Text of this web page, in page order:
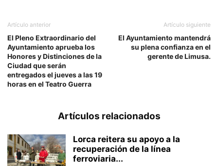
Artículo anterior
El Pleno Extraordinario del
Ayuntamiento aprueba los
Honores y Distinciones de la
Ciudad que serán
entregados el jueves a las 19
horas en el Teatro Guerra
Artículo siguiente
El Ayuntamiento mantendrá
su plena confianza en el
gerente de Limusa.
Artículos relacionados
Lorca reitera su apoyo a la
recuperación de la línea
ferroviaria...